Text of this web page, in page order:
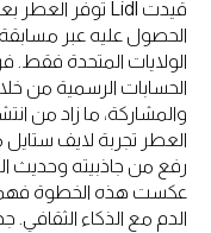
الحصول عليه عبر
الولايات المتحدة فقط.
الحسابات الرسمية من
والمشاركة، ما زاد من
العطر تجربة لايف ستايل
رفع من جاذبيته وحديث
عكست هذه الخطوة فهما
الدم مع الذكاء الثقافي.